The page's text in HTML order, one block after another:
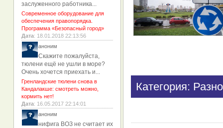
Категория:
заслуженного работника...
Современное оборудование для
обеспечения правопорядка.
Программа «Безопасный город»
Дата: 18.01.2018 22:13:56
аноним
Скажите пожалуйста,
тюлени ещё не ушли в море?
Очень хочется приехать и...
Гренландские тюлени снова в
Кандалакше: смотреть можно,
кормить нет!
Дата: 16.05.2017 22:14:01
аноним
нифига ВОЗ не считает их